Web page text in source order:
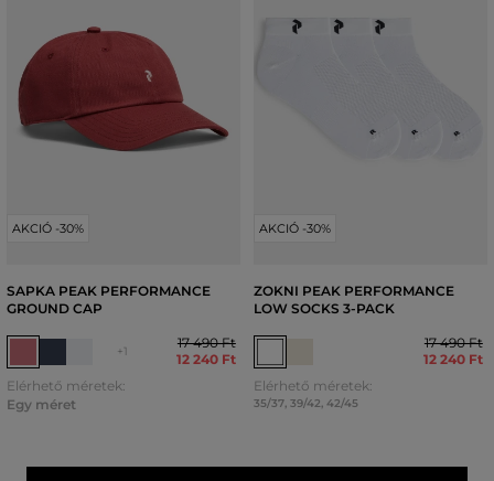
AKCIÓ -30%
SAPKA PEAK PERFORMANCE
GROUND CAP
+1
17 490 Ft
12 240 Ft
Elérhető méretek:
Egy méret
AKCIÓ -30%
ZOKNI PEAK PERFORMANCE
LOW SOCKS 3-PACK
17 490 Ft
12 240 Ft
Elérhető méretek:
35/37, 39/42, 42/45